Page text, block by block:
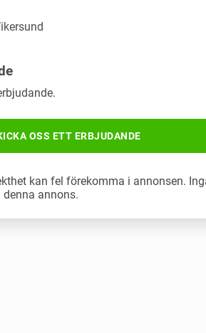
OSS ETT ERBJUDANDE
kan fel förekomma i annonsen.
annons.